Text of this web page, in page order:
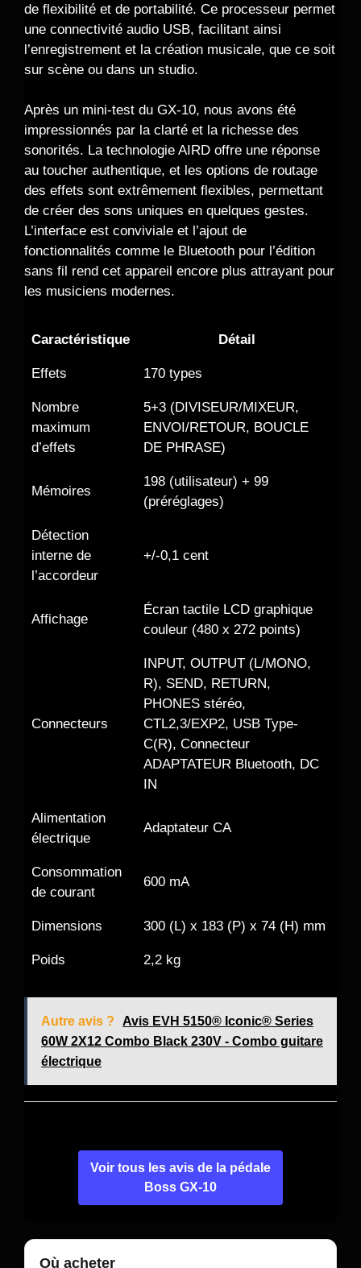
de flexibilité et de portabilité. Ce processeur permet
une connectivité audio USB, facilitant ainsi
l’enregistrement et la création musicale, que ce soit
sur scène ou dans un studio.
Après un mini-test du GX-10, nous avons été
impressionnés par la clarté et la richesse des
sonorités. La technologie AIRD offre une réponse
au toucher authentique, et les options de routage
des effets sont extrêmement flexibles, permettant
de créer des sons uniques en quelques gestes.
L’interface est conviviale et l’ajout de
fonctionnalités comme le Bluetooth pour l’édition
sans fil rend cet appareil encore plus attrayant pour
les musiciens modernes.
Caractéristique Détail
Effets 170 types
Nombre
maximum
d’effets
5+3 (DIVISEUR/MIXEUR,
ENVOI/RETOUR, BOUCLE
DE PHRASE)
Mémoires
198 (utilisateur) + 99
(préréglages)
Détection
interne de
l’accordeur
+/-0,1 cent
Affichage
Écran tactile LCD graphique
couleur (480 x 272 points)
Connecteurs
INPUT, OUTPUT (L/MONO,
R), SEND, RETURN,
PHONES stéréo,
CTL2,3/EXP2, USB Type-
C(R), Connecteur
ADAPTATEUR Bluetooth, DC
IN
Alimentation
électrique
Adaptateur CA
Consommation
de courant
600 mA
Dimensions 300 (L) x 183 (P) x 74 (H) mm
Poids 2,2 kg
Autre avis ?
Avis EVH 5150® Iconic® Series
60W 2X12 Combo Black 230V - Combo guitare
électrique
Voir tous les avis de la pédale
Boss GX-10
Où acheter